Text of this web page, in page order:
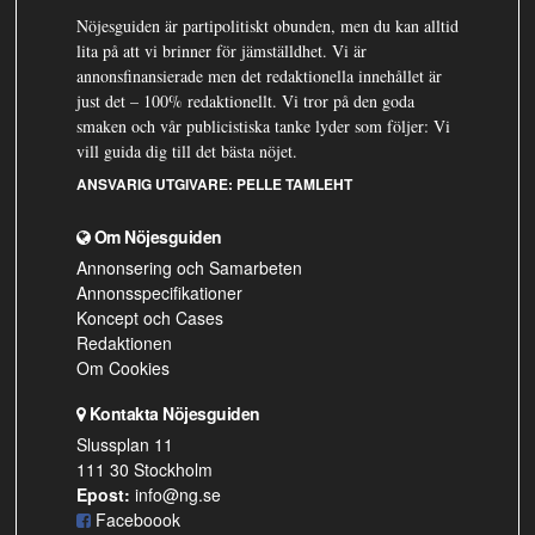
Nöjesguiden är partipolitiskt obunden, men du kan alltid
lita på att vi brinner för jämställdhet. Vi är
annonsfinansierade men det redaktionella innehållet är
just det – 100% redaktionellt. Vi tror på den goda
smaken och vår publicistiska tanke lyder som följer: Vi
vill guida dig till det bästa nöjet.
ANSVARIG UTGIVARE: PELLE TAMLEHT
Om Nöjesguiden
Annonsering och Samarbeten
Annonsspecifikationer
Koncept och Cases
Redaktionen
Om Cookies
Kontakta Nöjesguiden
Slussplan 11
111 30 Stockholm
Epost: info@ng.se
Faceboook